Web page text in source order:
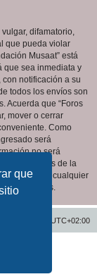
que
difamatorio,
que pueda violar
Musaat” está
que sea inmediata y
notificación a su
todos los envíos son
Acuerda que “Foros
mover o cerrar
Como
será
no será
ni “Foros de la
por cualquier
UTC+02:00
Limited